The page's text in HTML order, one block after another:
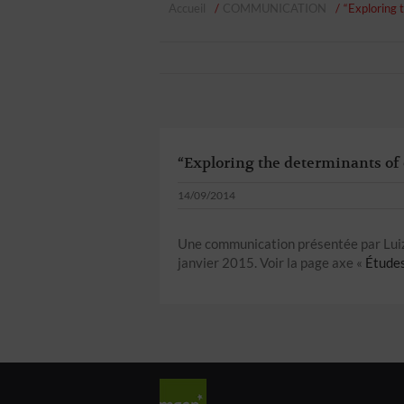
“Exploring
“Exploring the determinants
14/09/2014
Une communication présentée par
janvier 2015. Voir la page axe «